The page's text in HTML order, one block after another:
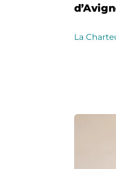
La
Musée